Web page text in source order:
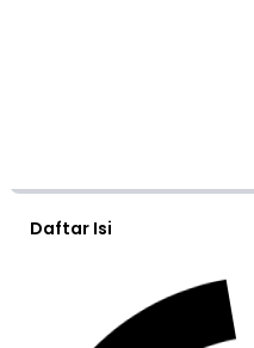
Daftar Isi